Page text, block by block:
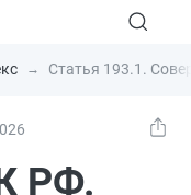
Статья 193.1.
РФ.